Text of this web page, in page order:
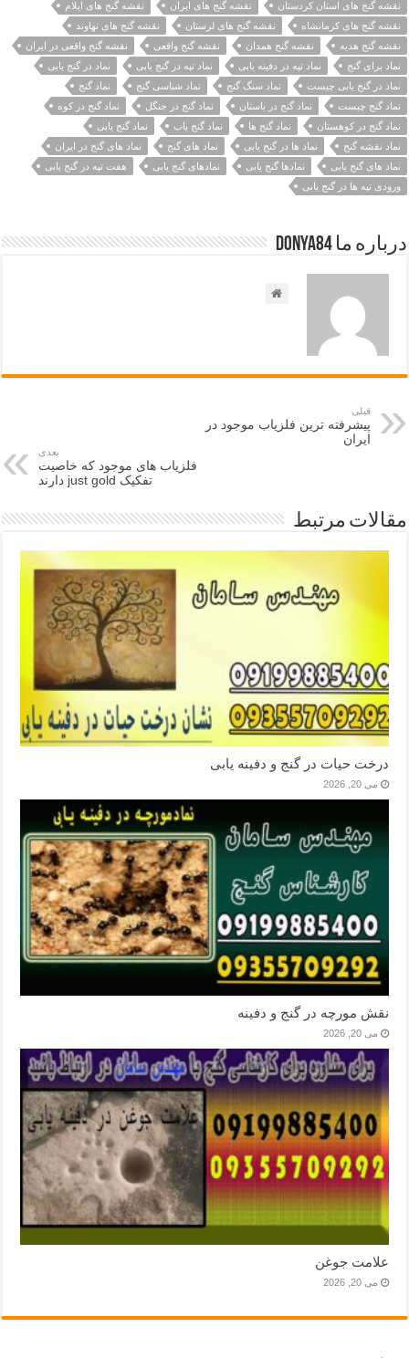
نقشه گنج های استان کردستان نقشه گنج های ایران
نقشه گنج های ایلام
نقشه گنج های کرمانشاه
نقشه گنج های لرستان
نقشه گنج های نهاوند
نقشه گنج هدیه
نقشه گنج همدان نقشه گنج واقعی
نقشه گنج واقعی در ایران
نماد برای گنج
نماد تپه در دفینه یابی نماد تپه در گنج یابی
نماد در گنج یابی
نماد در گنج یابی چیست
نماد سنگ گنج نماد شناسی گنج
نماد گنج
نماد گنج چیست
نماد گنج در باستان نماد گنج در جنگل
نماد گنج در کوه
نماد گنج در کوهستان
نماد گنج ها نماد گنج یاب
نماد گنج یابی
نماد نقشه گنج
نماد ها در گنج یابی نماد های گنج
نماد های گنج در ایران
نماد های گنج یابی
نمادها گنج یابی نمادهای گنج یابی
هفت تپه در گنج یابی
ورودی تپه ها در گنج یابی
درباره ما Donya84
قبلی
پیشرفته ترین فلزیاب موجود در
ایران
بعدی
فلزیاب های موجود که خاصیت
تفکیک just gold دارند
مقالات مرتبط
درخت حیات در گنج و دفینه یابی
می 20, 2026
نقش مورچه در گنج و دفینه
می 20, 2026
علامت جوغن
می 20, 2026